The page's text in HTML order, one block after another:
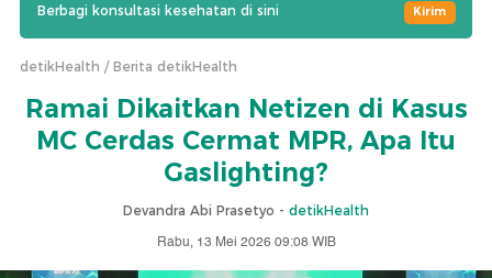
Berbagi konsultasi kesehatan di sini Kirim
detikHealth Berita detikHealth
Ramai Dikaitkan Netizen di Kasus
MC Cerdas Cermat MPR, Apa Itu
Gaslighting?
Devandra Abi Prasetyo - detikHealth
Rabu, 13 Mei 2026 09:08 WIB